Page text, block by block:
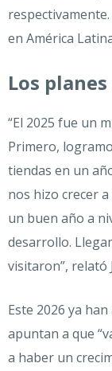
en América
Los
“El 2025 fue un
Primero,
tiendas en un
nos hizo crecer
un buen año a
desarrollo.
visitaron”, relató
Este 2026 ya
apuntan a que
a haber un